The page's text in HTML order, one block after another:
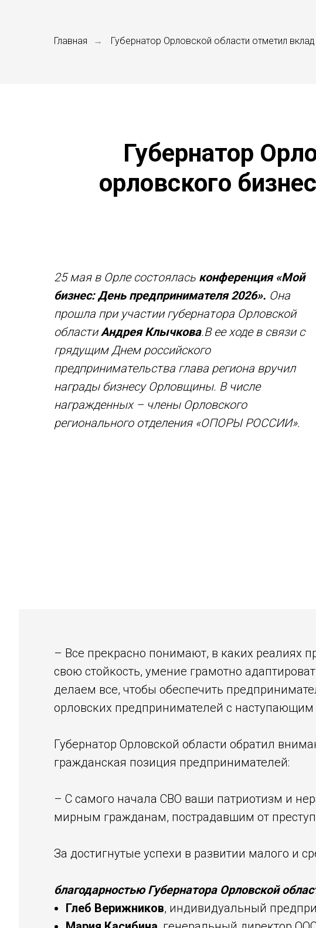
Главная → Губернатор Орловской области отметил
Губернатор
орловского
25 мая в Орле состоялась конференция «Мой
бизнес: День предпринимателя 2026». Она
прошла при участии губернатора Орловской
областиАндрея Клычкова.В ее ходе в связи с
грядущим Днем российского
предпринимательства глава региона вручил
награды бизнесу Орловщины. В числе
награжденных – члены Орловского
регионального отделения «ОПОРЫ РОССИИ».
– Все прекрасно понимают, в каких реалиях
свою стойкость, умение грамотно
делаем все, чтобы обеспечить
орловских предпринимателей с
Губернатор Орловской области обратил
гражданская позиция предпринимателей:
– С самого начала СВО ваши патриотизм и
мирным гражданам, пострадавшим от
За достигнутые успехи в развитии малого и
благодарностью Губернатора Орловской
Глеб Верижников, индивидуальный